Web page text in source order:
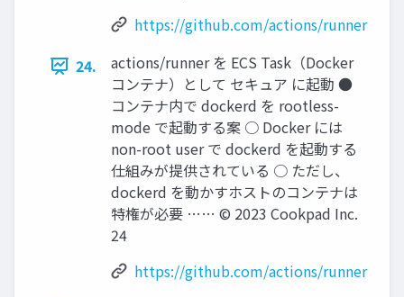
https://github.com/actions/runner
24.
actions/runner を ECS Task（Docker
コンテナ）として セキュア に起動 ●
コンテナ内で dockerd を rootless-
mode で起動する案 ○ Docker には
non-root user で dockerd を起動する
仕組みが提供されている ○ ただし、
dockerd を動かすホストのコンテナは
特権が必要 …… © 2023 Cookpad Inc.
24
https://github.com/actions/runner